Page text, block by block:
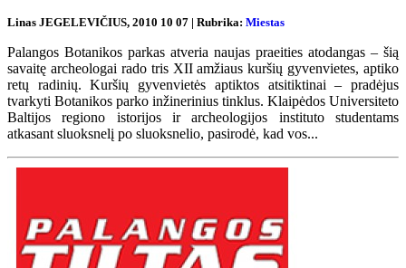
Linas JEGELEVIČIUS, 2010 10 07 | Rubrika: Miestas
Palangos Botanikos parkas atveria naujas praeities atodangas – šią
savaitę archeologai rado tris XII amžiaus kuršių gyvenvietes, aptiko
retų radinių. Kuršių gyvenvietės aptiktos atsitiktinai – pradėjus
tvarkyti Botanikos parko inžinerinius tinklus. Klaipėdos Universiteto
Baltijos regiono istorijos ir archeologijos instituto studentams
atkasant sluoksnelį po sluoksnelio, pasirodė, kad vos...